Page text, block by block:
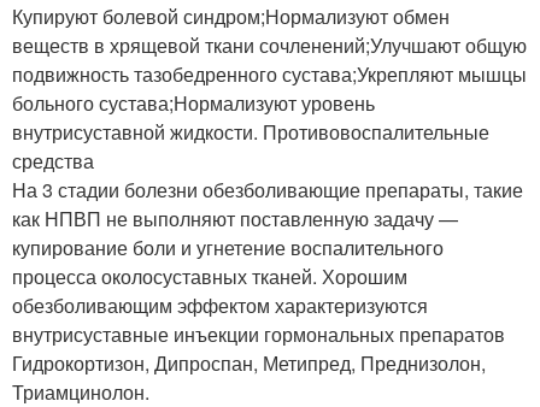
Купируют болевой синдром;Нормализуют обмен
веществ в хрящевой ткани сочленений;Улучшают общую
подвижность тазобедренного сустава;Укрепляют мышцы
больного сустава;Нормализуют уровень
внутрисуставной жидкости. Противовоспалительные
средства
На 3 стадии болезни обезболивающие препараты, такие
как НПВП не выполняют поставленную задачу —
купирование боли и угнетение воспалительного
процесса околосуставных тканей. Хорошим
обезболивающим эффектом характеризуются
внутрисуставные инъекции гормональных препаратов
Гидрокортизон, Дипроспан, Метипред, Преднизолон,
Триамцинолон.